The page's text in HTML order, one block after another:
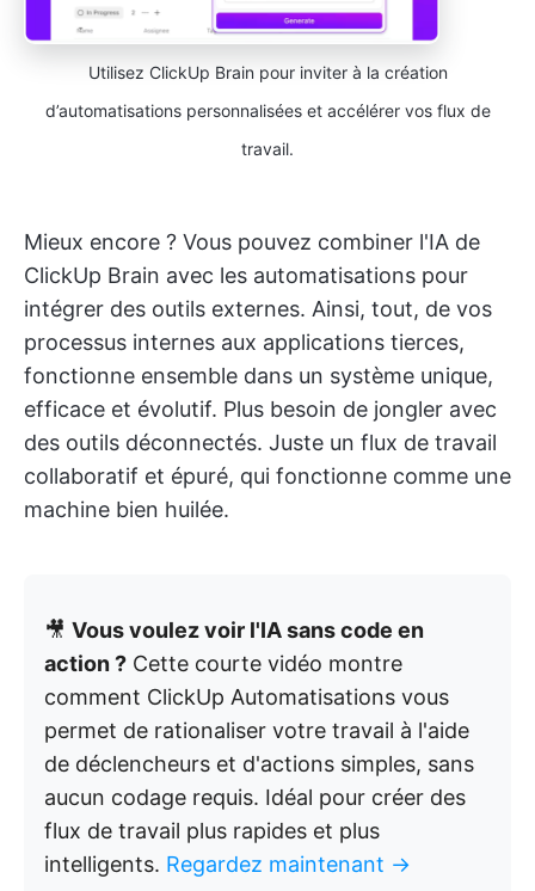
Utilisez ClickUp Brain pour inviter à la création
d’automatisations personnalisées et accélérer vos flux de
travail.
Mieux encore ? Vous pouvez combiner l'IA de
ClickUp Brain avec les automatisations pour
intégrer des outils externes. Ainsi, tout, de vos
processus internes aux applications tierces,
fonctionne ensemble dans un système unique,
efficace et évolutif. Plus besoin de jongler avec
des outils déconnectés. Juste un flux de travail
collaboratif et épuré, qui fonctionne comme une
machine bien huilée.
🎥 Vous voulez voir l'IA sans code en
action ? Cette courte vidéo montre
comment ClickUp Automatisations vous
permet de rationaliser votre travail à l'aide
de déclencheurs et d'actions simples, sans
aucun codage requis. Idéal pour créer des
flux de travail plus rapides et plus
intelligents. Regardez maintenant →